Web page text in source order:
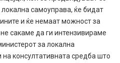
самоуправа, ќе бидат
и ќе немаат можност за
сакаме да ги интензивираме
за локална
консултативната средба што